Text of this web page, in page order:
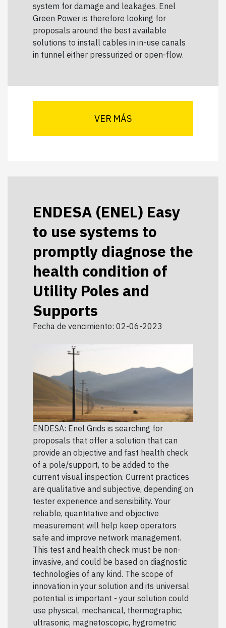
system for damage and leakages. Enel
Green Power is therefore looking for
proposals around the best available
solutions to install cables in in-use canals
in tunnel either pressurized or open-flow.
VER MÁS
ENDESA (ENEL) Easy
to use systems to
promptly diagnose the
health condition of
Utility Poles and
Supports
Fecha de vencimiento: 02-06-2023
ENDESA: Enel Grids is searching for
proposals that offer a solution that can
provide an objective and fast health check
of a pole/support, to be added to the
current visual inspection. Current practices
are qualitative and subjective, depending on
tester experience and sensibility. Your
reliable, quantitative and objective
measurement will help keep operators
safe and improve network management.
This test and health check must be non-
invasive, and could be based on diagnostic
technologies of any kind. The scope of
innovation in your solution and its universal
potential is important - your solution could
use physical, mechanical, thermographic,
ultrasonic, magnetoscopic, hygrometric